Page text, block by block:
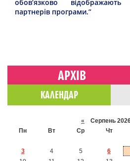
обов’язково
партнерів програми.”
АРХІВ
КАЛЕНДАР
« Серпень
Пн
Вт Ср Чт
3
4 5 6